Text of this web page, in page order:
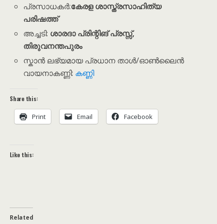
പ്രസാധകർ:കേരള ശാസ്ത്രസാഹിത്യ
പരിഷത്ത്
അച്ചടി: ശാരദാ പ്രിന്റിങ് പ്രസ്സ്,
തിരുവനന്തപുരം
സ്കാൻ ലഭ്യമായ പ്രധാന താൾ/ഓൺലൈൻ
വായനാകണ്ണി: കണ്ണി
Share this:
Print Email Facebook
Like this:
Related